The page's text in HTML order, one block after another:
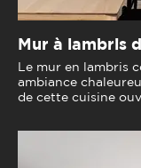
Mur à lambris
Le mur en lambris
ambiance
de cette cuisine